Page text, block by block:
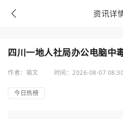
资讯详
四川一地人社局办公电脑中
作者：瑜文 时间：2026-08-07
今日热榜